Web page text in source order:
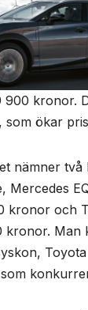
900 kronor.
som ökar
nämner
Mercedes
kronor och
kronor. Man